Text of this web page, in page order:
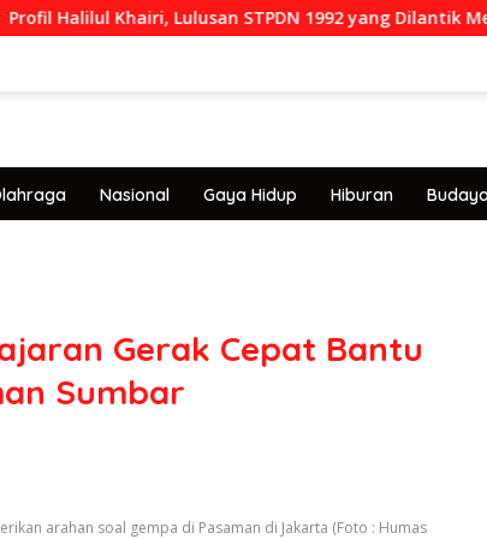
Khairi, Lulusan STPDN 1992 yang Dilantik Menjadi
Nasional Gaya Hidup Hiburan
Gerak Cepat Bantu
Sumbar
arahan soal gempa di Pasaman di Jakarta (Foto : Humas